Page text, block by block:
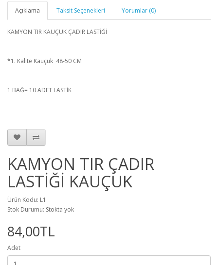
Açıklama Taksit Seçenekleri Yorumlar (0)
KAMYON TIR KAUÇUK ÇADIR LASTİĞİ
*1. Kalite Kauçuk 48-50 CM
1 BAĞ= 10 ADET LASTİK
KAMYON TIR ÇADIR
LASTİĞİ KAUÇUK
Ürün Kodu: L1
Stok Durumu: Stokta yok
84,00TL
Adet